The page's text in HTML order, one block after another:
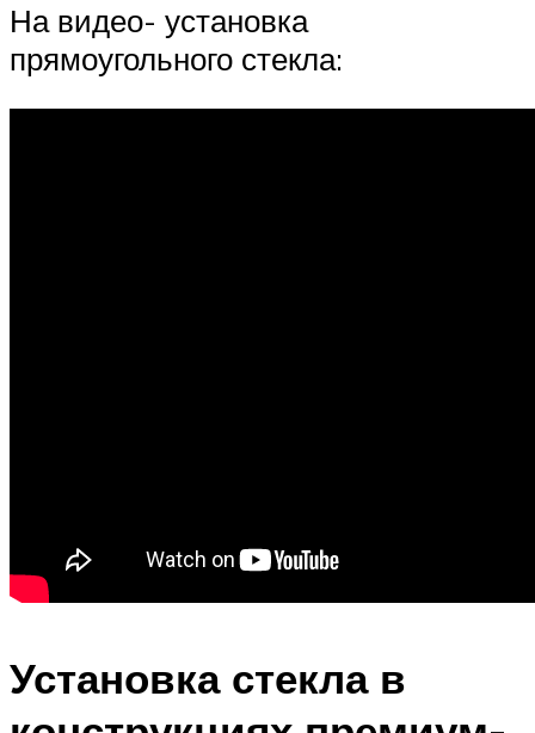
На видео- установка
прямоугольного стекла:
Установка стекла в